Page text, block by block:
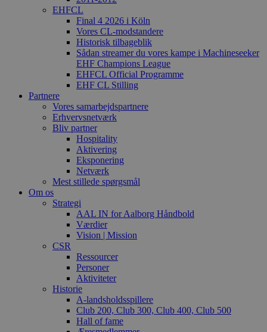
EHFCL
Final 4 2026 i Köln
Vores CL-modstandere
Historisk tilbageblik
Sådan streamer du vores kampe i Machineseeker
EHF Champions League
EHFCL Official Programme
EHF CL Stilling
Partnere
Vores samarbejdspartnere
Erhvervsnetværk
Bliv partner
Hospitality
Aktivering
Eksponering
Netværk
Mest stillede spørgsmål
Om os
Strategi
AAL IN for Aalborg Håndbold
Værdier
Vision | Mission
CSR
Ressourcer
Personer
Aktiviteter
Historie
A-landsholdsspillere
Club 200, Club 300, Club 400, Club 500
Hall of fame